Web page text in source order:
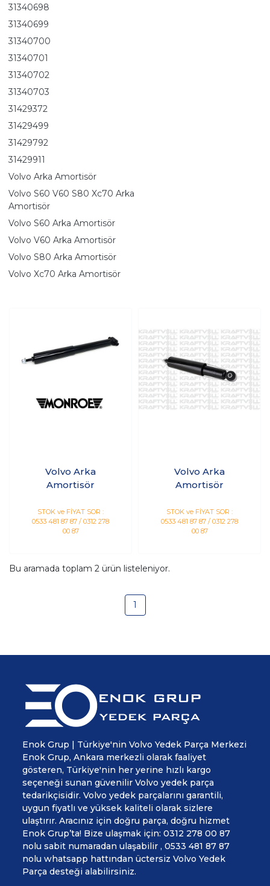
31340698
31340699
31340700
31340701
31340702
31340703
31429372
31429499
31429792
31429911
Volvo Arka Amortisör
Volvo S60 V60 S80 Xc70 Arka
Amortisör
Volvo S60 Arka Amortisör
Volvo V60 Arka Amortisör
Volvo S80 Arka Amortisör
Volvo Xc70 Arka Amortisör
Volvo Arka
Amortisör
STOK ve FİYAT SOR :
0533 481 87 87 / 0312 278
00 87
Volvo Arka
Amortisör
STOK ve FİYAT SOR :
0533 481 87 87 / 0312 278
00 87
Bu aramada toplam 2 ürün listeleniyor.
1
Enok Grup | Türkiye'nin Volvo Yedek Parça Merkezi
Enok Grup, Ankara merkezli olarak faaliyet
gösteren, Türkiye'nin her yerine hızlı kargo
seçeneği sunan güvenilir Volvo yedek parça
tedarikçisidir. Volvo yedek parçalarını garantili,
uygun fiyatlı ve yüksek kaliteli olarak sizlere
ulaştırır. Aracınız için doğru parça, doğru hizmet
Enok Grup’ta! Bize ulaşmak için: 0312 278 00 87
nolu sabit numaradan ulaşabilir , 0533 481 87 87
nolu whatsapp hattından üctersiz Volvo Yedek
Parça desteği alabilirsiniz.